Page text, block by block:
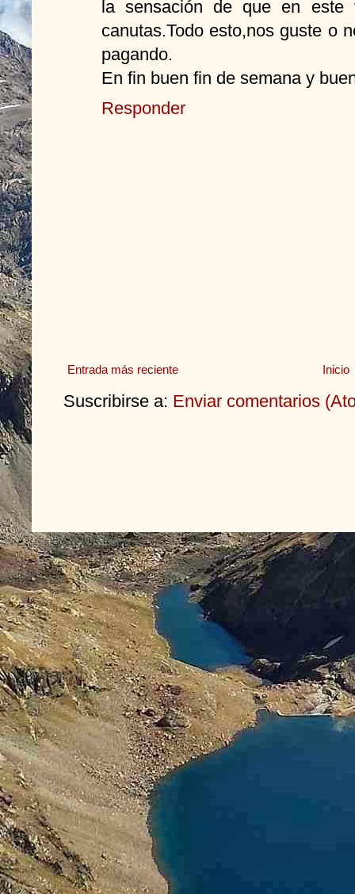
la sensación de que en este
canutas.Todo esto,nos guste o
pagando.
En fin buen fin de semana y
Responder
Entrada más reciente Inicio
Suscribirse a: Enviar comentarios